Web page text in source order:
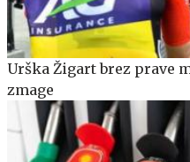
Urška Žigart brez prave
zmage